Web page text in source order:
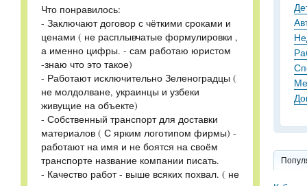
Что понравилось:
- Заключают договор с чёткими сроками и
ценами ( не расплывчатые формулировки ,
а именно цифры. - сам работаю юристом
-знаю что это такое)
- Работают исключительно Зеленоградцы (
не молдолване, украинцы и узбеки
живущие на объекте)
- Собственный транспорт для доставки
материалов ( С ярким логотипом фирмы) -
работают на имя и не боятся на своём
транспорте название компании писать.
- Качество работ - выше всяких похвал. ( не